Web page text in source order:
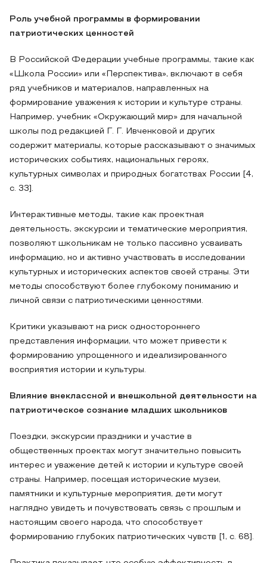
Роль учебной программы в формировании
патриотических ценностей
В Российской Федерации учебные программы, такие как
«Школа России» или «Перспектива», включают в себя
ряд учебников и материалов, направленных на
формирование уважения к истории и культуре страны.
Например, учебник «Окружающий мир» для начальной
школы под редакцией Г. Г. Ивченковой и других
содержит материалы, которые рассказывают о значимых
исторических событиях, национальных героях,
культурных символах и природных богатствах России [4,
c. 33].
Интерактивные методы, такие как проектная
деятельность, экскурсии и тематические мероприятия,
позволяют школьникам не только пассивно усваивать
информацию, но и активно участвовать в исследовании
культурных и исторических аспектов своей страны. Эти
методы способствуют более глубокому пониманию и
личной связи с патриотическими ценностями.
Критики указывают на риск одностороннего
представления информации, что может привести к
формированию упрощенного и идеализированного
восприятия истории и культуры.
Влияние внеклассной и внешкольной деятельности на
патриотическое сознание младших школьников
Поездки, экскурсии праздники и участие в
общественных проектах могут значительно повысить
интерес и уважение детей к истории и культуре своей
страны. Например, посещая исторические музеи,
памятники и культурные мероприятия, дети могут
наглядно увидеть и почувствовать связь с прошлым и
настоящим своего народа, что способствует
формированию глубоких патриотических чувств [1, c. 68].